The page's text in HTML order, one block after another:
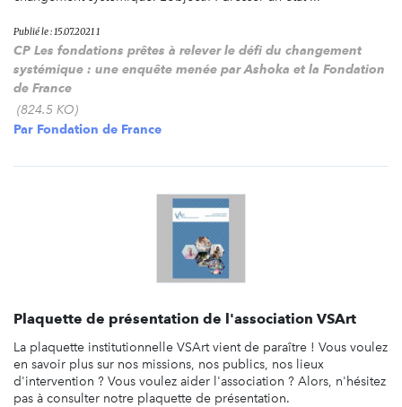
Publié le : 15.07.2021 1
CP Les fondations prêtes à relever le défi du changement
systémique : une enquête menée par Ashoka et la Fondation
de France
(824.5 KO)
Par Fondation de France
Plaquette de présentation de l'association VSArt
La plaquette institutionnelle VSArt vient de paraître ! Vous voulez
en savoir plus sur nos missions, nos publics, nos lieux
d'intervention ? Vous voulez aider l'association ? Alors, n'hésitez
pas à consulter notre plaquette de présentation.